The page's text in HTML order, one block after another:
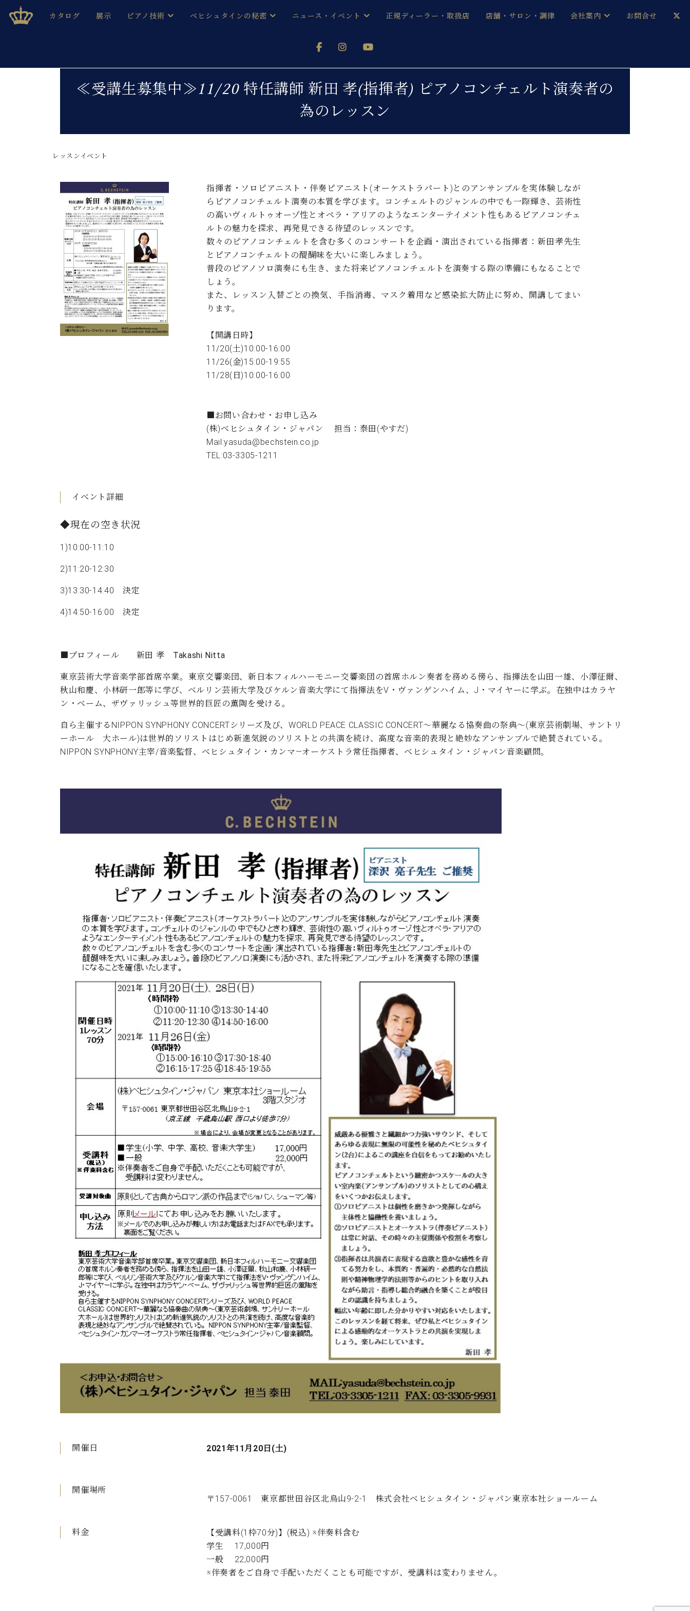
ベヒシュタインジャパン公式サイト
BECHSTEIN JAPAN Official Site
カタログ
C.ベヒシュタイン レジデンス
C.ベヒシュタイン コンサート
グランドピアノ
C.ベヒシュタイン コンサート
アップライトピアノ
C.ベヒシュタイン レジデンス
アップライトピアノ
C.ベヒシュタイン アカデミー
W.ホフマン プロフェッショナル
W.ホフマン トラディション
展示 ピアノ技術
音色とタッチ
ベヒシュタインの秘密
ブランドヒストリー
ベヒシュタインの音色
ベヒシュタイン・シューレ
納入実績 ホール・スタジオ
納入実績 音楽教室
ご愛用者の声
ニュース・イベント
メルマガ会員登録ご案内
各店舗からのお知らせ
(入荷情報等)
プレスリリース
コンサート
レッスンイベント
代理店主催イベント
コンクール
音楽教室
正規ディーラー・取扱店 店舗・サロン・調律
ベヒシュタイン・シューレ音楽教室
ベヒシュタイン・セントラム 東京
ホール・スタジオレンタル
ホール・スタジオ空き状況
動画収録サービス
ピアノのコンシェルジュ
セントラム東京のご案内(PDF)
お問い合わせ
本社：八王子・技術営業センター
展示情報【ユーロピアノ特選中古】
イベント情報
八王子工房ブログ
アクセス
お問い合わせ
アーティストカスタマーサービス(調律)
アフターサービス(調律)
尾山調律師のブログ Die Musikgasse（音楽の小道）
会社案内
採用情報
ベヒシュタイン・ジャパンブログ
お問合せ
≪受講生募集中≫11/20 特任講師 新田 孝(指揮者) ピアノコンチェルト演奏者の
為のレッスン
レッスンイベント
指揮者・ソロピアニスト・伴奏ピアニスト(オーケストラパート)とのアンサンブルを実体験しなが
らピアノコンチェルト演奏の本質を学びます。コンチェルトのジャンルの中でも一際輝き、芸術性
の高いヴィルトゥオーゾ性とオペラ・アリアのようなエンターテイメント性もあるピアノコンチェ
ルトの魅力を探求、再発見できる待望のレッスンです。
数々のピアノコンチェルトを含む多くのコンサートを企画・演出されている指揮者：新田孝先生
とピアノコンチェルトの醍醐味を大いに楽しみましょう。
普段のピアノソロ演奏にも生き、また将来ピアノコンチェルトを演奏する際の準備にもなることで
しょう。
また、レッスン入替ごとの換気、手指消毒、マスク着用など感染拡大防止に努め、開講してまい
ります。
【開講日時】
11/20(土)10:00-16:00
11/26(金)15:00-19:55
11/28(日)10:00-16:00
■お問い合わせ・お申し込み
(株)ベヒシュタイン・ジャパン 担当：泰田(やすだ)
Mail:yasuda@bechstein.co.jp
TEL:03-3305-1211
イベント詳細
◆現在の空き状況
1)10:00-11:10
2)11:20-12:30
3)13:30-14:40 決定
4)14:50-16:00 決定
■プロフィール 新田 孝 Takashi Nitta
東京芸術大学音楽学部首席卒業。東京交響楽団、新日本フィルハーモニー交響楽団の首席ホルン奏者を務める傍ら、指揮法を山田一雄、小澤征爾、
秋山和慶、小林研一郎等に学び、ベルリン芸術大学及びケルン音楽大学にて指揮法をV・ヴァンゲンハイム、J・マイヤーに学ぶ。在独中はカラヤ
ン・ベーム、ザヴァリッシュ等世界的巨匠の薫陶を受ける。
自ら主催するNIPPON SYNPHONY CONCERTシリーズ及び、WORLD PEACE CLASSIC CONCERT～華麗なる協奏曲の祭典～(東京芸術劇場、サントリ
ーホール 大ホール)は世界的ソリストはじめ新進気鋭のソリストとの共演を続け、高度な音楽的表現と絶妙なアンサンブルで絶賛されている。
NIPPON SYNPHONY主宰/音楽監督、ベヒシュタイン・カンマ―オーケストラ常任指揮者、ベヒシュタイン・ジャパン音楽顧問。
開催日 2021年11月20日(土)
開催場所
〒157-0061 東京都世田谷区北烏山9-2-1 株式会社ベヒシュタイン・ジャパン東京本社ショールーム
料金
【受講料(1枠70分)】(税込) ※伴奏料含む
学生 17,000円
一般 22,000円
※伴奏者をご自身で手配いただくことも可能ですが、受講料は変わりません。